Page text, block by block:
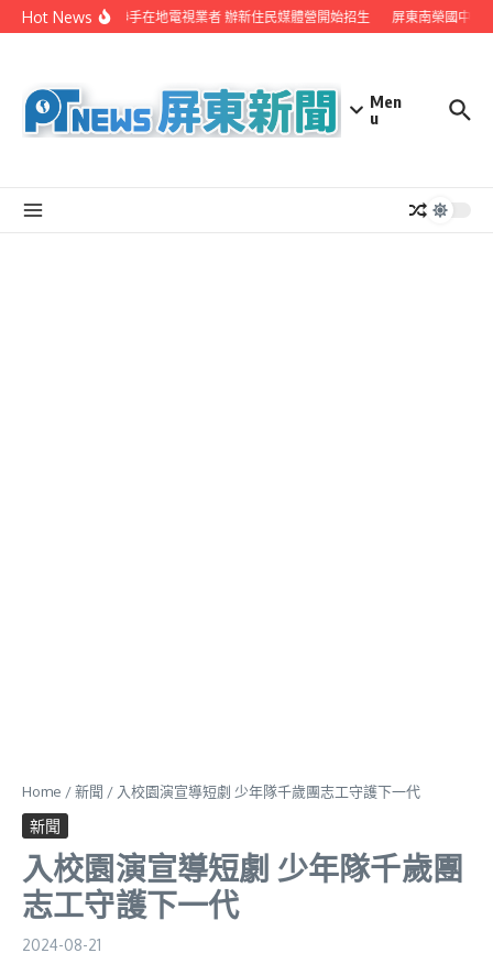
Skip to content
Hot News屏縣府聯手在地電視業者 辦新住民媒體營開始招生 屏東南榮國中赴
Men
u
Home /新聞 / 入校園演宣導短劇 少年隊千歲團志工守護下一代
新聞
入校園演宣導短劇 少年隊千歲團
志工守護下一代
2024-08-21